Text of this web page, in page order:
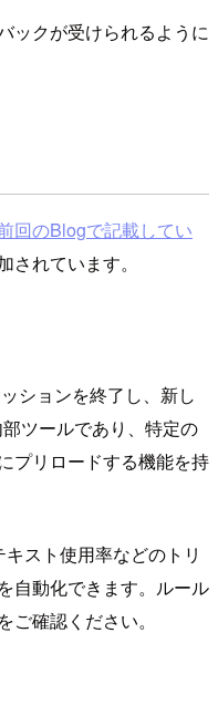
ックが受けられるように
回のBlogで記載してい
れています。
ションを終了し、新し
ツールであり、特定の
プリロードする機能を持
スト使用率などのトリ
自動化できます。ルール
確認ください。